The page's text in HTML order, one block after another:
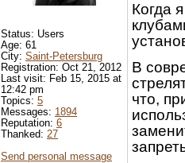
Когда
В
что,
Status: Users
Age: 61
City: Saint-Petersburg
Registration: Oct 21, 2012
Last visit: Feb 15, 2015 at
12:42 pm
Topics: 5
Messages: 1894
Reputation: 6
Thanked: 27
Send personal message